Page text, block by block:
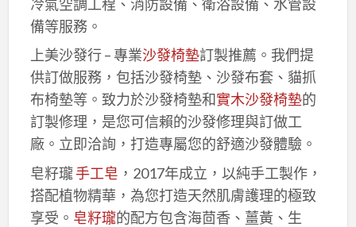
冷氣空調工程、消防設備、衛浴設備、水管設
備等服務。
上美沙發行 – 專業沙發椅墊訂製推薦。我們提
供訂做服務，包括沙發椅墊、沙發布套、貓抓
布椅墊等。致力於沙發椅墊和實木沙發椅墊的
訂製修理，是您可信賴的沙發修理與訂做工
廠。立即洽詢，打造專屬您的舒適沙發體驗。
皂籽瓏手工皂 ，2017年成立，以純手工製作，
搭配植物精華，為您打造天然肌膚護理的極致
享受。 皂籽瓏的配方包含海茴香、薑黃、生